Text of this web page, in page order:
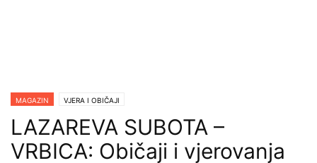
MAGAZIN VJERA I OBIČAJI
LAZAREVA SUBOTA –
VRBICA: Običaji i vjerovanja